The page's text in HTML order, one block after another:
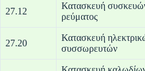
27.12
Κατασκευή
27.20
Κατασκευή